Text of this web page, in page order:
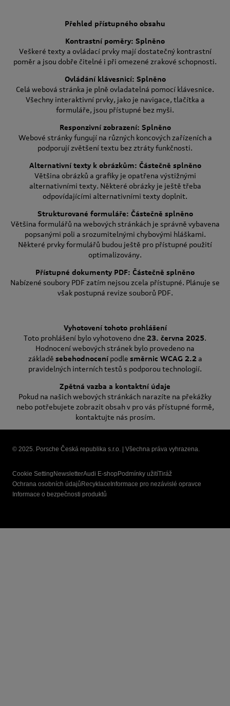
Přehled přístupného obsahu
Kontrastní poměry: Splněno
Veškeré texty a ovládací prvky mají dostatečný kontrastní
poměr a jsou dobře čitelné i při omezené zrakové schopnosti.
Ovládání klávesnicí: Splněno
Celá webová stránka je plně ovladatelná pomocí klávesnice.
Všechny interaktivní prvky, jako je navigace, tlačítka a
formuláře, jsou přístupné bez myši.
Responzivní zobrazení: Splněno
Webové stránky fungují na různých koncových zařízeních a
podporují zvětšení textu bez ztráty funkčnosti.
Alternativní texty k obrázkům: Částečně splněno
Většina obrázků a grafiky je opatřena výstižnými
alternativními texty. Některé obrázky je ještě třeba
odpovídajícími alternativními texty doplnit.
Strukturované formuláře: Částečně splněno
Většina formulářů na webových stránkách je správně vybavena
popsanými poli a srozumitelnými chybovými hláškami.
Některé prvky formulářů budou ještě pro přístupné použití
optimalizovány.
Přístupné dokumenty PDF: Částečně splněno
Nabízené soubory PDF zatím nejsou zcela přístupné. Plánuje se
však postupná revize souborů PDF.
Vyhotovení tohoto prohlášení
Toto prohlášení bylo vyhotoveno dne 23. června 2025.
Hodnocení webových stránek bylo provedeno na
základě sebehodnocenípodle směrnic WCAG 2.2a
pravidelných interních testů s podporou technologií.
Zpětná vazba a kontaktní údaje
Pokud na našich webových stránkách narazíte na překážky
nebo potřebujete zobrazit obsah v pro vás přístupné formě,
kontaktujte nás prosím.
© 2025. Porsche Česká republika s.r.o. | Všechna práva vyhrazena.
Cookie Setting NewsletterAudi E-shop Podmínky užitíTiráž
Ochrana osobních údajů Recyklace Informace pro nezávislé opravce
Informace o bezpečnosti produktů